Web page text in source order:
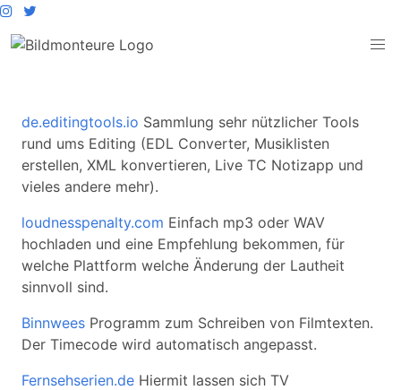
de.editingtools.io Sammlung sehr nützlicher Tools
rund ums Editing (EDL Converter, Musiklisten
erstellen, XML konvertieren, Live TC Notizapp und
vieles andere mehr).
loudnesspenalty.com Einfach mp3 oder WAV
hochladen und eine Empfehlung bekommen, für
welche Plattform welche Änderung der Lautheit
sinnvoll sind.
Binnwees Programm zum Schreiben von Filmtexten.
Der Timecode wird automatisch angepasst.
Fernsehserien.de Hiermit lassen sich TV